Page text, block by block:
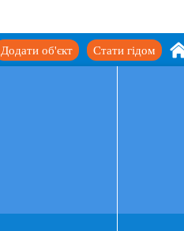
Стати гідом
Додати об'єкт